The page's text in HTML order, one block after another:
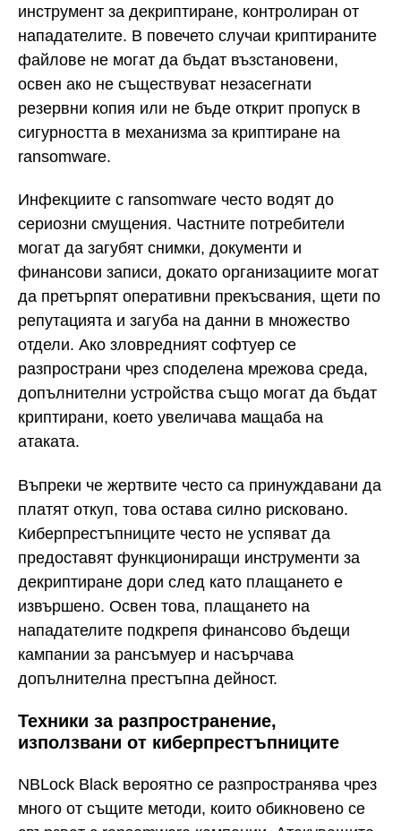
инструмент за декриптиране, контролиран от
нападателите. В повечето случаи криптираните
файлове не могат да бъдат възстановени,
освен ако не съществуват незасегнати
резервни копия или не бъде открит пропуск в
сигурността в механизма за криптиране на
ransomware.
Инфекциите с ransomware често водят до
сериозни смущения. Частните потребители
могат да загубят снимки, документи и
финансови записи, докато организациите могат
да претърпят оперативни прекъсвания, щети по
репутацията и загуба на данни в множество
отдели. Ако зловредният софтуер се
разпространи чрез споделена мрежова среда,
допълнителни устройства също могат да бъдат
криптирани, което увеличава мащаба на
атаката.
Въпреки че жертвите често са принуждавани да
платят откуп, това остава силно рисковано.
Киберпрестъпниците често не успяват да
предоставят функциониращи инструменти за
декриптиране дори след като плащането е
извършено. Освен това, плащането на
нападателите подкрепя финансово бъдещи
кампании за рансъмуер и насърчава
допълнителна престъпна дейност.
Техники за разпространение,
използвани от киберпрестъпниците
NBLock Black вероятно се разпространява чрез
много от същите методи, които обикновено се